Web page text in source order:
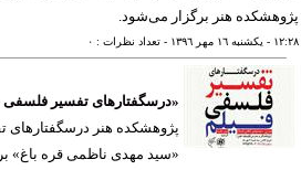
هنر برگزار می‌شود.
- يکشنبه ١٦ مهر ١٣٩٦ - تعداد نظرات : ٠
«درسگفتارهای تفسیر فلسفی
پژوهشكده هنر درسگفتارهای
«سید مهدی ناظمی قره باغ»